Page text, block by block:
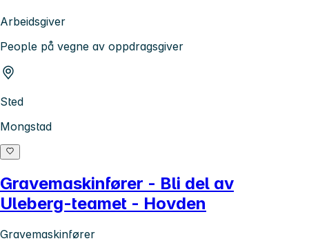
Arbeidsgiver
People på vegne av oppdragsgiver
Sted
Mongstad
Gravemaskinfører - Bli del av
Uleberg-teamet - Hovden
Gravemaskinfører